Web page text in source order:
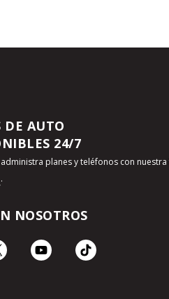
DE AUTO
24/7
planes y teléfonos con
.
NOSOTROS